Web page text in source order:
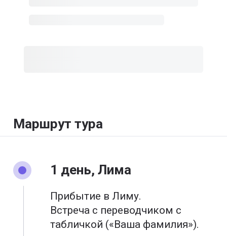
Маршрут тура
1 день, Лима
Прибытие в Лиму.
Встреча с переводчиком с
табличкой («Ваша фамилия»).